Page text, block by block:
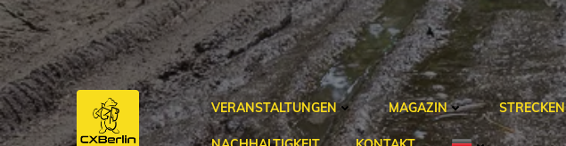
Zum
Inhalt
springen
VERANSTALTUNGEN MAGAZIN STRECKEN